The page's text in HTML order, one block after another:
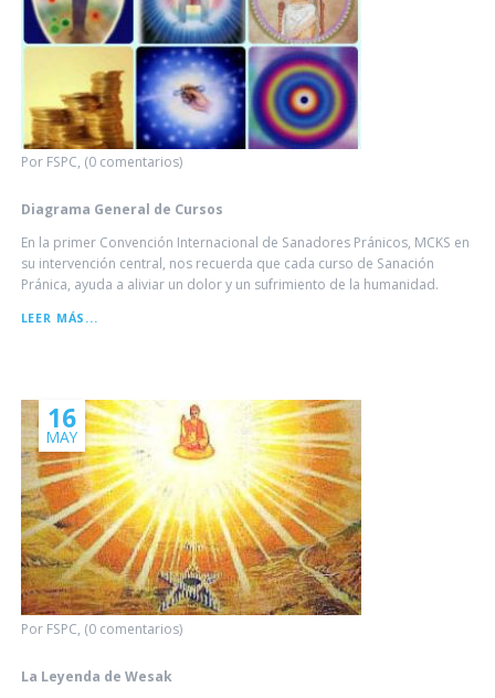
Por FSPC, (0 comentarios)
Diagrama General de Cursos
En la primer Convención Internacional de Sanadores Pránicos, MCKS en
su intervención central, nos recuerda que cada curso de Sanación
Pránica, ayuda a aliviar un dolor y un sufrimiento de la humanidad.
LEER MÁS...
Por FSPC, (0 comentarios)
16
MAY
La Leyenda de Wesak